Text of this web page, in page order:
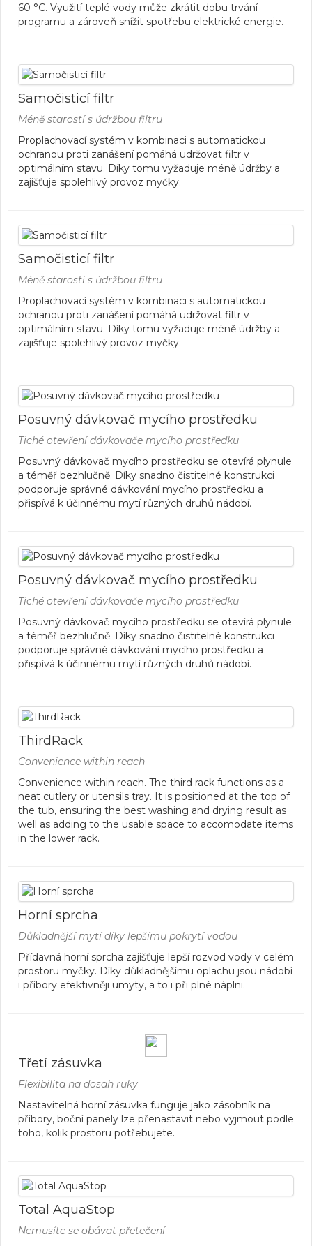
60 °C. Využití teplé vody může zkrátit dobu trvání
programu a zároveň snížit spotřebu elektrické energie.
Samočisticí filtr
Méně starostí s údržbou filtru
Proplachovací systém v kombinaci s automatickou
ochranou proti zanášení pomáhá udržovat filtr v
optimálním stavu. Díky tomu vyžaduje méně údržby a
zajišťuje spolehlivý provoz myčky.
Samočisticí filtr
Méně starostí s údržbou filtru
Proplachovací systém v kombinaci s automatickou
ochranou proti zanášení pomáhá udržovat filtr v
optimálním stavu. Díky tomu vyžaduje méně údržby a
zajišťuje spolehlivý provoz myčky.
Posuvný dávkovač mycího prostředku
Tiché otevření dávkovače mycího prostředku
Posuvný dávkovač mycího prostředku se otevírá plynule
a téměř bezhlučně. Díky snadno čistitelné konstrukci
podporuje správné dávkování mycího prostředku a
přispívá k účinnému mytí různých druhů nádobí.
Posuvný dávkovač mycího prostředku
Tiché otevření dávkovače mycího prostředku
Posuvný dávkovač mycího prostředku se otevírá plynule
a téměř bezhlučně. Díky snadno čistitelné konstrukci
podporuje správné dávkování mycího prostředku a
přispívá k účinnému mytí různých druhů nádobí.
ThirdRack
Convenience within reach
Convenience within reach. The third rack functions as a
neat cutlery or utensils tray. It is positioned at the top of
the tub, ensuring the best washing and drying result as
well as adding to the usable space to accomodate items
in the lower rack.
Horní sprcha
Důkladnější mytí díky lepšímu pokrytí vodou
Přídavná horní sprcha zajišťuje lepší rozvod vody v celém
prostoru myčky. Díky důkladnějšímu oplachu jsou nádobí
i příbory efektivněji umyty, a to i při plné náplni.
Třetí zásuvka
Flexibilita na dosah ruky
Nastavitelná horní zásuvka funguje jako zásobník na
příbory, boční panely lze přenastavit nebo vyjmout podle
toho, kolik prostoru potřebujete.
Total AquaStop
Nemusíte se obávat přetečení